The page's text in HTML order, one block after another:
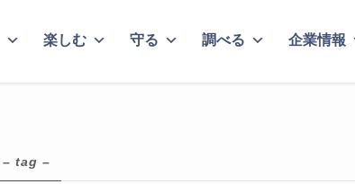
楽しむ 守る 調べる 企業情報
– tag –